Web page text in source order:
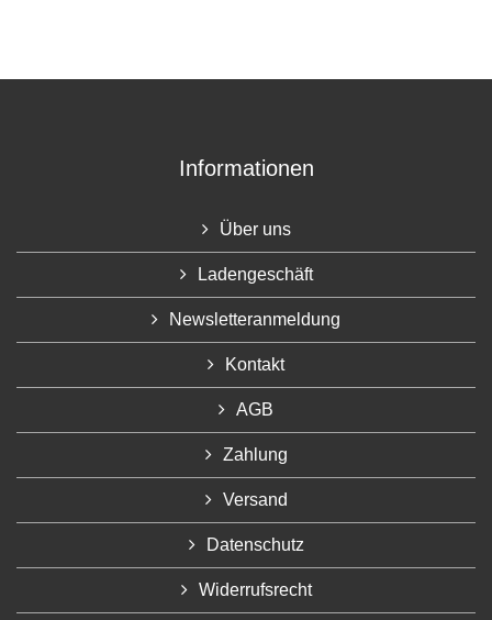
Informationen
Über uns
Ladengeschäft
Newsletteranmeldung
Kontakt
AGB
Zahlung
Versand
Datenschutz
Widerrufsrecht